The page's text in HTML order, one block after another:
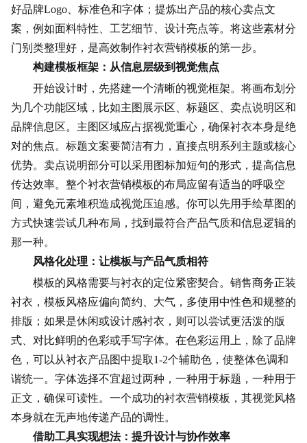
好品牌Logo、标准色和字体；提炼出产品的核心卖点文
案，例如面料特性、工艺细节、设计亮点等。将这些素材分
门别类整理好，是高效制作衬衣营销模板的第一步。
构建模板框架：从信息层级到视觉焦点
开始设计时，先搭建一个清晰的视觉框架。将画布划分
为几个功能区域，比如主图展示区、标题区、卖点说明区和
品牌信息区。主图区域应占据视觉重心，确保衬衣本身是绝
对的焦点。标题文案要简洁有力，直接点明系列主题或核心
优势。卖点说明部分可以采用图标加短句的形式，提高信息
传达效率。整个衬衣营销模板的布局应留有适当的呼吸空
间，避免元素堆积造成视觉压迫感。你可以先用手绘草图的
方式快速尝试几种布局，找到最符合产品气质和信息逻辑的
那一种。
风格化处理：让模板与产品气质相符
模板的风格需要与衬衣的定位紧密契合。销售商务正装
衬衣，模板风格应偏向简约、大气，多使用中性色和规整的
排版；如果是休闲或设计感衬衣，则可以尝试更活泼的版
式、对比鲜明的色彩或手写字体。在色彩运用上，除了品牌
色，可以从衬衣产品图中提取1-2个辅助色，使整体色调和
谐统一。字体选择不宜超过两种，一种用于标题，一种用于
正文，确保可读性。一个成功的衬衣营销模板，其视觉风格
本身就在无声地传递产品的调性。
借助工具实现想法：提升设计与协作效率